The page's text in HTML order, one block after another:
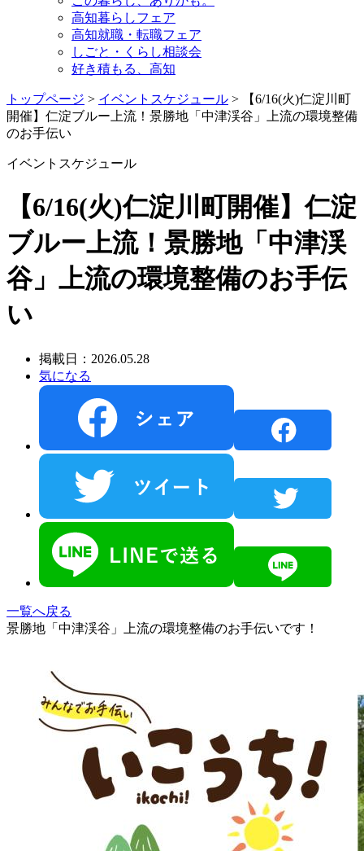
高知暮らしフェア
高知就職・転職フェア
しごと・くらし相談会
好き積もる、高知
トップページ > イベントスケジュール > 【6/16(火)仁淀川町
開催】仁淀ブルー上流！景勝地「中津渓谷」上流の環境整備
のお手伝い
イベントスケジュール
【6/16(火)仁淀川町開催】仁淀
ブルー上流！景勝地「中津渓
谷」上流の環境整備のお手伝
い
掲載日：2026.05.28
気になる
一覧へ戻る
景勝地「中津渓谷」上流の環境整備のお手伝いです！